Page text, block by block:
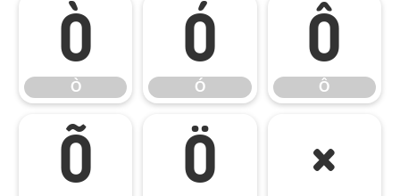
Ò
Ò
Ó
Ó
Ô
Ô
Õ Ö ×